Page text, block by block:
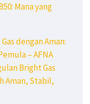
Mana yang
dengan Aman:
– AFNA
Bright Gas
Aman, Stabil,